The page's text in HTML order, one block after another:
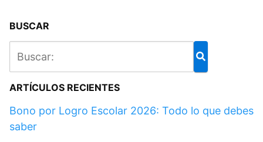
BUSCAR
ARTÍCULOS RECIENTES
Bono por Logro Escolar 2026: Todo lo que debes
saber